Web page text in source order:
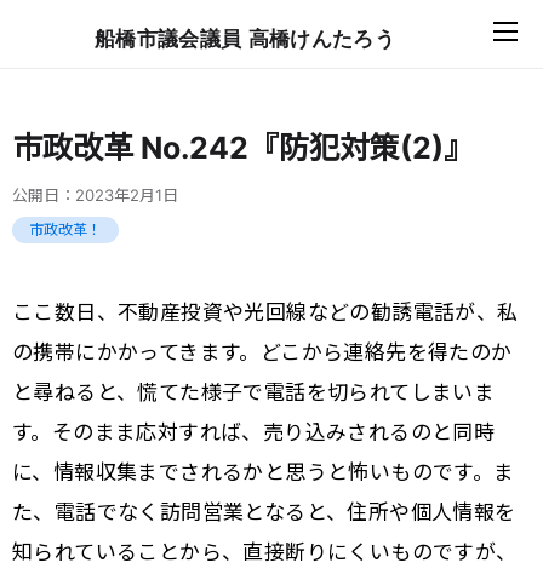
船橋市議会議員 高橋けんたろう
市政改革 No.242『防犯対策(2)』
公開日： 2023年2月1日
市政改革！
ここ数日、不動産投資や光回線などの勧誘電話が、私
の携帯にかかってきます。どこから連絡先を得たのか
と尋ねると、慌てた様子で電話を切られてしまいま
す。そのまま応対すれば、売り込みされるのと同時
に、情報収集までされるかと思うと怖いものです。ま
た、電話でなく訪問営業となると、住所や個人情報を
知られていることから、直接断りにくいものですが、